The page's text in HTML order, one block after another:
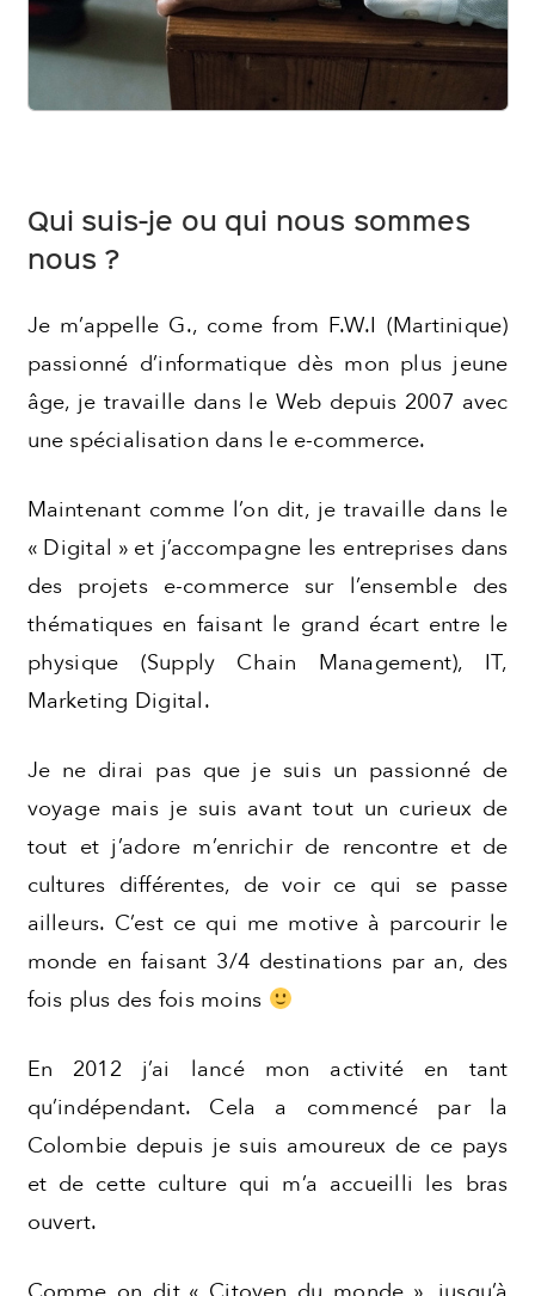
Qui suis-je ou qui nous sommes
nous ?
Je m’appelle G., come from F.W.I (Martinique)
passionné d’informatique dès mon plus jeune
âge, je travaille dans le Web depuis 2007 avec
une spécialisation dans le e-commerce.
Maintenant comme l’on dit, je travaille dans le
« Digital » et j’accompagne les entreprises dans
des projets e-commerce sur l’ensemble des
thématiques en faisant le grand écart entre le
physique (Supply Chain Management), IT,
Marketing Digital.
Je ne dirai pas que je suis un passionné de
voyage mais je suis avant tout un curieux de
tout et j’adore m’enrichir de rencontre et de
cultures différentes, de voir ce qui se passe
ailleurs. C’est ce qui me motive à parcourir le
monde en faisant 3/4 destinations par an, des
fois plus des fois moins
En 2012 j’ai lancé mon activité en tant
qu’indépendant. Cela a commencé par la
Colombie depuis je suis amoureux de ce pays
et de cette culture qui m’a accueilli les bras
ouvert.